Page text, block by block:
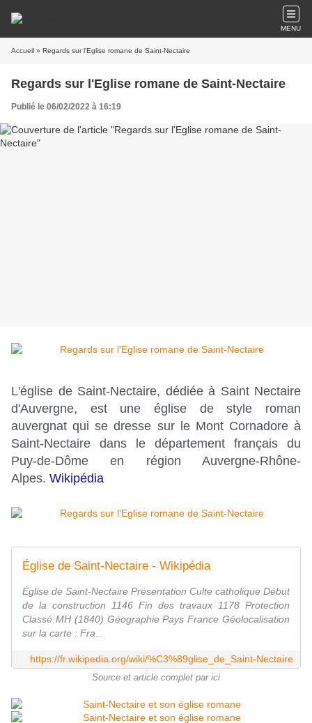
MENU
Accueil » Regards sur l'Eglise romane de Saint-Nectaire
Regards sur l'Eglise romane de Saint-Nectaire
Publié le 06/02/2022 à 16:19
L'église de Saint-Nectaire, dédiée à Saint Nectaire
d'Auvergne, est une église de style roman
auvergnat qui se dresse sur le Mont Cornadore à
Saint-Nectaire dans le département français du
Puy-de-Dôme en région Auvergne-Rhône-
Alpes. Wikipédia
Église de Saint-Nectaire - Wikipédia
Église de Saint-Nectaire Présentation Culte catholique Début
de la construction 1146 Fin des travaux 1178 Protection
Classé MH (1840) Géographie Pays France Géolocalisation
sur la carte : Fra...
https://fr.wikipedia.org/wiki/%C3%89glise_de_Saint-Nectaire
Source et article complet par ici